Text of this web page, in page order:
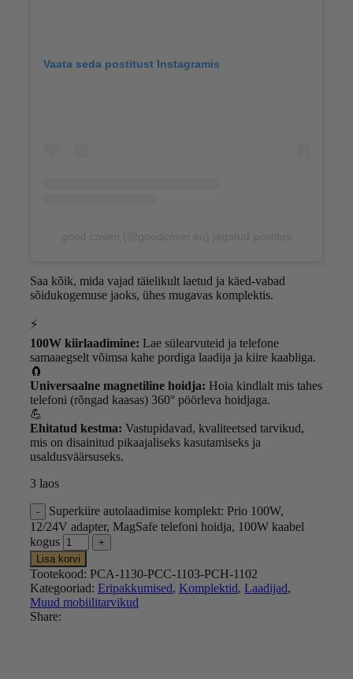
Vaata seda postitust Instagramis
Saa kõik, mida vajad täielikult laetud ja käed-vabad
sõidukogemuse jaoks, ühes mugavas komplektis.
⚡
100W kiirlaadimine: Lae sülearvuteid ja telefone
samaaegselt võimsa kahe pordiga laadija ja kiire kaabliga.
🧲
Universaalne magnetiline hoidja: Hoia kindlalt mis tahes
telefoni (rõngad kaasas) 360° pöörleva hoidjaga.
💪
Ehitatud kestma: Vastupidavad, kvaliteetsed tarvikud,
mis on disainitud pikaajaliseks kasutamiseks ja
usaldusväärsuseks.
3 laos
Superkiire autolaadimise komplekt: Prio 100W,
12/24V adapter, MagSafe telefoni hoidja, 100W kaabel
kogus
Lisa korvi
Tootekood: PCA-1130-PCC-1103-PCH-1102
Kategooriad: Eripakkumised, Komplektid, Laadijad,
Muud mobiilitarvikud
Share: